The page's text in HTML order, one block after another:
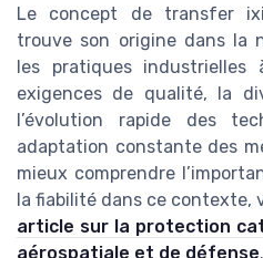
Le concept de transfer
trouve son origine dans la
les pratiques industrielles
exigences de qualité, la
l’évolution rapide des
adaptation constante des
mieux comprendre
la fiabilité dans ce contexte,
article sur la protection
aérospatiale et de défense.